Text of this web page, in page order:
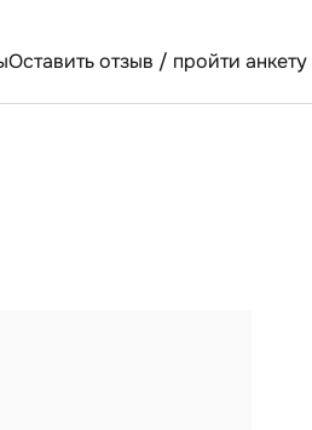
Оставить отзыв / пройти анкету